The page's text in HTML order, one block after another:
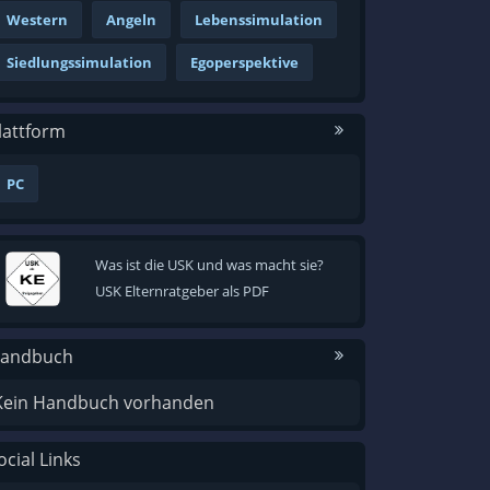
Western Angeln Lebenssimulation
Siedlungssimulation Egoperspektive
PC
Was ist die USK und was macht sie?
USK Elternratgeber als PDF
Handbuch vorhanden
Links